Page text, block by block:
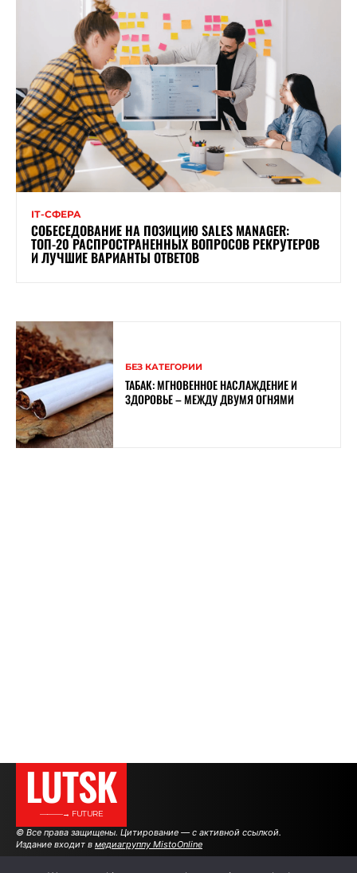
ІТ-СФЕРА
СОБЕСЕДОВАНИЕ НА ПОЗИЦИЮ SALES MANAGER:
ТОП-20 РАСПРОСТРАНЕННЫХ ВОПРОСОВ РЕКРУТЕРОВ
И ЛУЧШИЕ ВАРИАНТЫ ОТВЕТОВ
БЕЗ КАТЕГОРИИ
ТАБАК: МГНОВЕННОЕ НАСЛАЖДЕНИЕ И
ЗДОРОВЬЕ – МЕЖДУ ДВУМЯ ОГНЯМИ
LUTSK
———→ FUTURE
© Все права защищены. Цитирование — с активной ссылкой.
Издание входит в медиагруппу MistoOnline